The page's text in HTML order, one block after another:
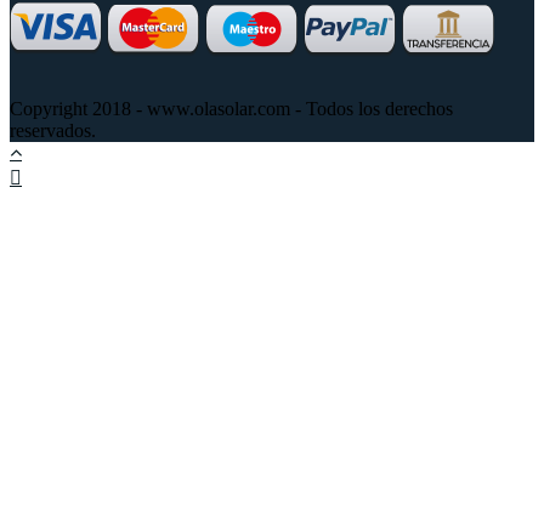
Copyright 2018 - www.olasolar.com - Todos los derechos
reservados.
